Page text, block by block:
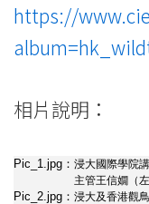
https://
相片說明：
Pic_1.jpg： 浸大國際學院
主管王信嫺（
Pic_2.jpg： 浸大及香港觀